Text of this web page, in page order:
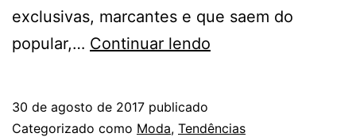
exclusivas, marcantes e que saem do
popular,… Continuar lendo
DE
30 de agosto de 2017 publicado
Categorizado como Moda, Tendências